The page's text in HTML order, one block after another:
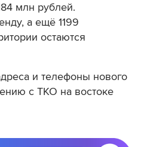
млн рублей.
а ещё 1199
остаются
и телефоны нового
с ТКО на востоке